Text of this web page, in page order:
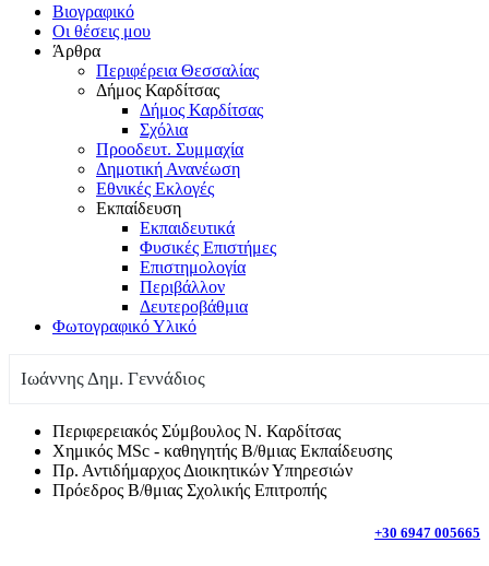
Βιογραφικό
Οι θέσεις μου
Άρθρα
Περιφέρεια Θεσσαλίας
Δήμος Καρδίτσας
Δήμος Καρδίτσας
Σχόλια
Προοδευτ. Συμμαχία
Δημοτική Ανανέωση
Εθνικές Εκλογές
Εκπαίδευση
Εκπαιδευτικά
Φυσικές Επιστήμες
Επιστημολογία
Περιβάλλον
Δευτεροβάθμια
Φωτογραφικό Υλικό
Ιωάννης Δημ. Γεννάδιος
Περιφερειακός Σύμβουλος Ν. Καρδίτσας
Χημικός MSc - καθηγητής Β/θμιας Εκπαίδευσης
Πρ. Αντιδήμαρχος Διοικητικών Υπηρεσιών
Πρόεδρος Β/θμιας Σχολικής Επιτροπής
+30 6947 005665